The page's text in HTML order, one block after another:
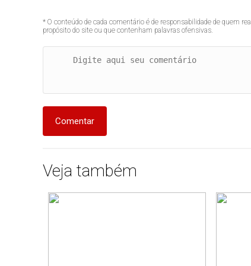
* O conteúdo de cada comentário é de responsabilidade de quem
propósito do site ou que contenham palavras ofensivas.
Comentar
Veja também